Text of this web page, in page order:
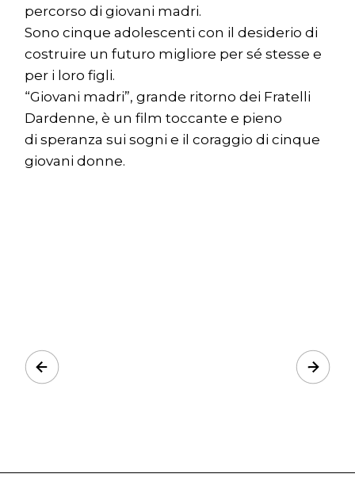
percorso di giovani madri.
Sono cinque adolescenti con il desiderio di
costruire un futuro migliore per sé stesse e
per i loro figli.
“Giovani madri”, grande ritorno dei Fratelli
Dardenne, è un film toccante e pieno
di speranza sui sogni e il coraggio di cinque
giovani donne.